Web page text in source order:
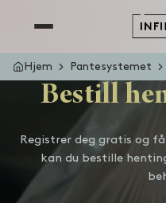
Hjem Pantesystemet
Bestill
Registrer deg gratis og
kan du bestille